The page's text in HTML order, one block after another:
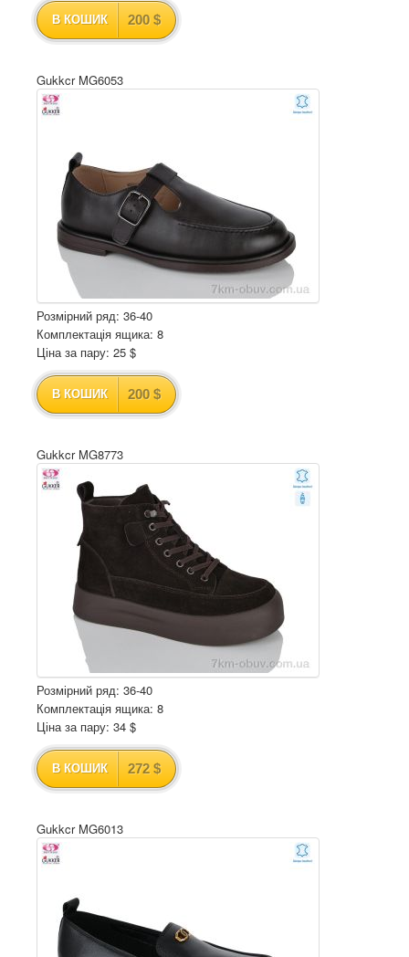
В КОШИК 200 $
Gukkcr MG6053
Розмірний ряд: 36-40
Комплектація ящика: 8
Ціна за пару: 25 $
В КОШИК 200 $
Gukkcr MG8773
Розмірний ряд: 36-40
Комплектація ящика: 8
Ціна за пару: 34 $
В КОШИК 272 $
Gukkcr MG6013